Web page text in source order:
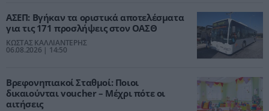
ΑΣΕΠ: Βγήκαν τα οριστικά αποτελέσματα
για τις 171 προσλήψεις στον ΟΑΣΘ
ΚΩΣΤΑΣ ΚΑΛΛΙΑΝΤΕΡΗΣ
06.08.2026 | 14:50
Βρεφονηπιακοί Σταθμοί: Ποιοι
δικαιούνται voucher – Μέχρι πότε οι
αιτήσεις